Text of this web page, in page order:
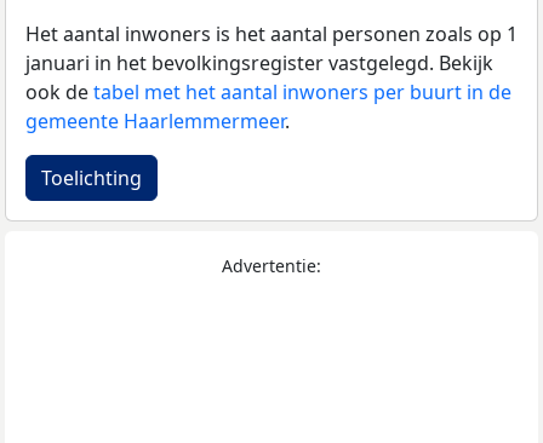
Het aantal inwoners is het aantal personen zoals op 1
januari in het bevolkingsregister vastgelegd. Bekijk
ook detabel met het aantal inwoners per buurt in de
gemeente Haarlemmermeer.
Toelichting
Advertentie: